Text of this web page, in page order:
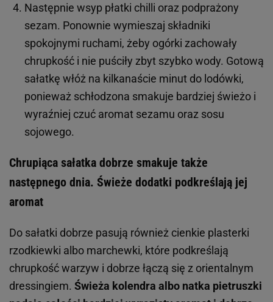
Następnie wsyp płatki chilli oraz podprażony
sezam. Ponownie wymieszaj składniki
spokojnymi ruchami, żeby ogórki zachowały
chrupkość i nie puściły zbyt szybko wody. Gotową
sałatkę włóż na kilkanaście minut do lodówki,
ponieważ schłodzona smakuje bardziej świeżo i
wyraźniej czuć aromat sezamu oraz sosu
sojowego.
Chrupiąca sałatka dobrze smakuje także
następnego dnia. Świeże dodatki podkreślają jej
aromat
Do sałatki dobrze pasują również cienkie plasterki
rzodkiewki albo marchewki, które podkreślają
chrupkość warzyw i dobrze łączą się z orientalnym
dressingiem. Świeża kolendra albo natka pietruszki